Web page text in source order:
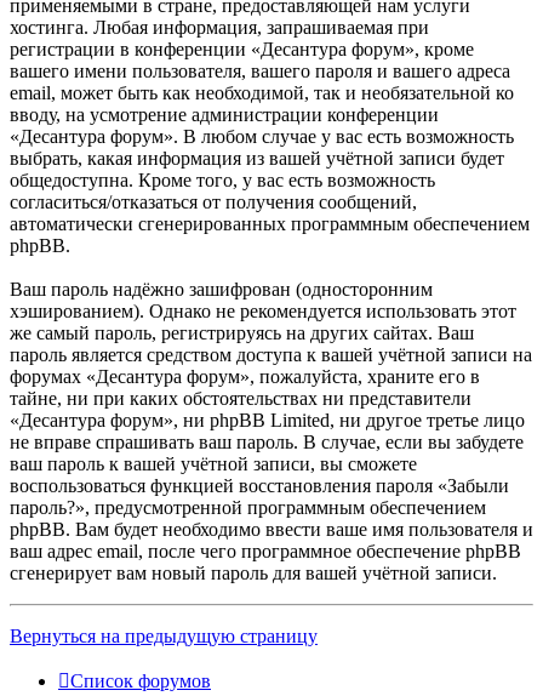
применяемыми в стране, предоставляющей нам услуги
хостинга. Любая информация, запрашиваемая при
регистрации в конференции «Десантура форум», кроме
вашего имени пользователя, вашего пароля и вашего адреса
email, может быть как необходимой, так и необязательной ко
вводу, на усмотрение администрации конференции
«Десантура форум». В любом случае у вас есть возможность
выбрать, какая информация из вашей учётной записи будет
общедоступна. Кроме того, у вас есть возможность
согласиться/отказаться от получения сообщений,
автоматически сгенерированных программным обеспечением
phpBB.
Ваш пароль надёжно зашифрован (односторонним
хэшированием). Однако не рекомендуется использовать этот
же самый пароль, регистрируясь на других сайтах. Ваш
пароль является средством доступа к вашей учётной записи на
форумах «Десантура форум», пожалуйста, храните его в
тайне, ни при каких обстоятельствах ни представители
«Десантура форум», ни phpBB Limited, ни другое третье лицо
не вправе спрашивать ваш пароль. В случае, если вы забудете
ваш пароль к вашей учётной записи, вы сможете
воспользоваться функцией восстановления пароля «Забыли
пароль?», предусмотренной программным обеспечением
phpBB. Вам будет необходимо ввести ваше имя пользователя и
ваш адрес email, после чего программное обеспечение phpBB
сгенерирует вам новый пароль для вашей учётной записи.
Вернуться на предыдущую страницу
Список форумов